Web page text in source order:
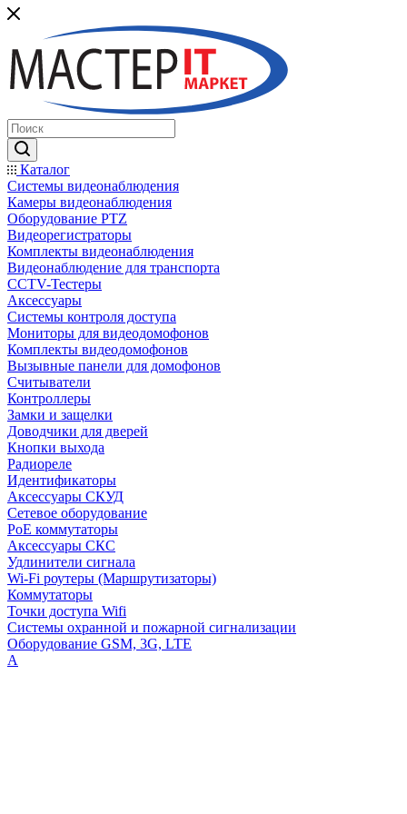
Каталог
Системы видеонаблюдения
Камеры видеонаблюдения
Оборудование PTZ
Видеорегистраторы
Комплекты видеонаблюдения
Видеонаблюдение для транспорта
CCTV-Тестеры
Аксессуары
Системы контроля доступа
Мониторы для видеодомофонов
Комплекты видеодомофонов
Вызывные панели для домофонов
Считыватели
Контроллеры
Замки и защелки
Доводчики для дверей
Кнопки выхода
Радиореле
Идентификаторы
Аксессуары СКУД
Сетевое оборудование
PoE коммутаторы
Аксессуары СКС
Удлинители сигнала
Wi-Fi роутеры (Маршрутизаторы)
Коммутаторы
Точки доступа Wifi
Системы охранной и пожарной сигнализации
Оборудование GSM, 3G, LTE
А